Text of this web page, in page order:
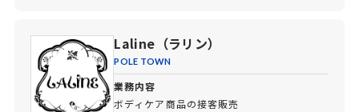
Laline（ラリン）
POLE TOWN
業務内容
ボディケア商品の接客販売